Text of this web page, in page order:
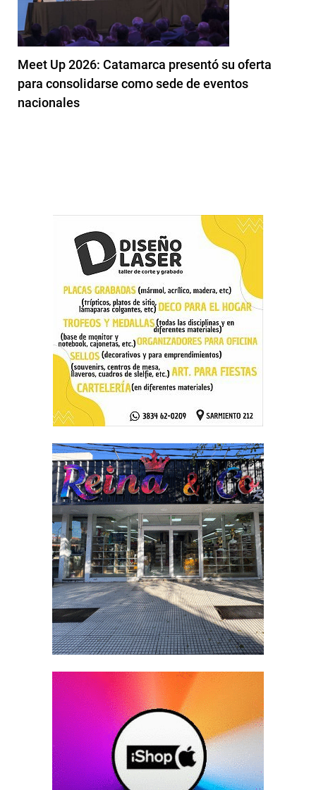
Meet Up 2026: Catamarca presentó su oferta
para consolidarse como sede de eventos
nacionales